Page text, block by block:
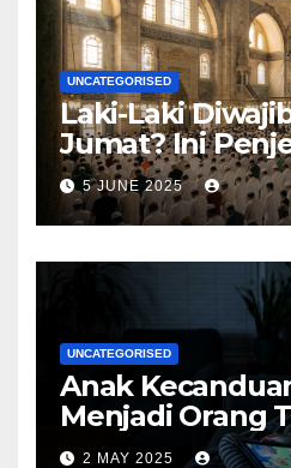
UNCATEGORISED
Laki-Laki
Jumat? Ini
Lengkapnya
5 JUNE 2025
UNCATEGORISED
Anak
Menjadi Orang
Bijak
2 MAY 2025